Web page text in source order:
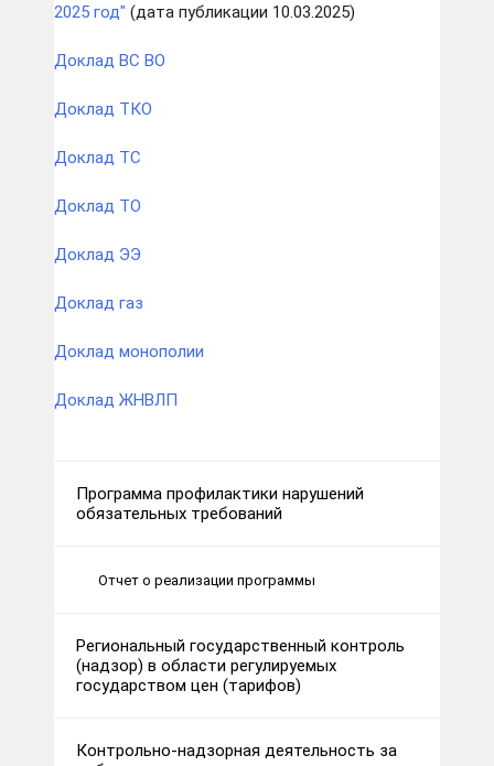
2025 год" (дата публикации 10.03.2025)
Доклад ВС ВО
Доклад ТКО
Доклад ТС
Доклад ТО
Доклад ЭЭ
Доклад газ
Доклад монополии
Доклад ЖНВЛП
Программа профилактики нарушений
обязательных требований
Отчет о реализации программы
Региональный государственный контроль
(надзор) в области регулируемых
государством цен (тарифов)
Контрольно-надзорная деятельность за